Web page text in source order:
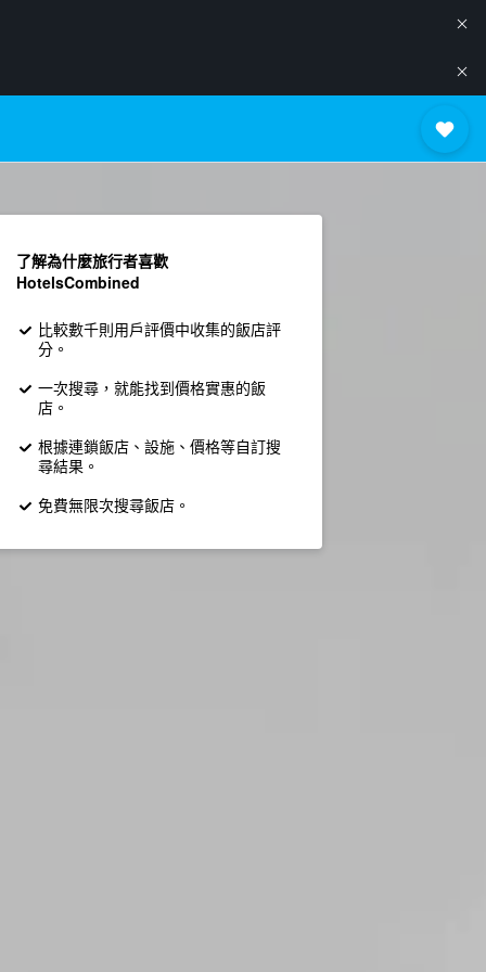
了解為什麼旅行者喜歡
HotelsCombined
比較數千則用戶評價中收集的飯店評
分。
一次搜尋，就能找到價格實惠的飯
店。
根據連鎖飯店、設施、價格等自訂搜
尋結果。
免費無限次搜尋飯店。